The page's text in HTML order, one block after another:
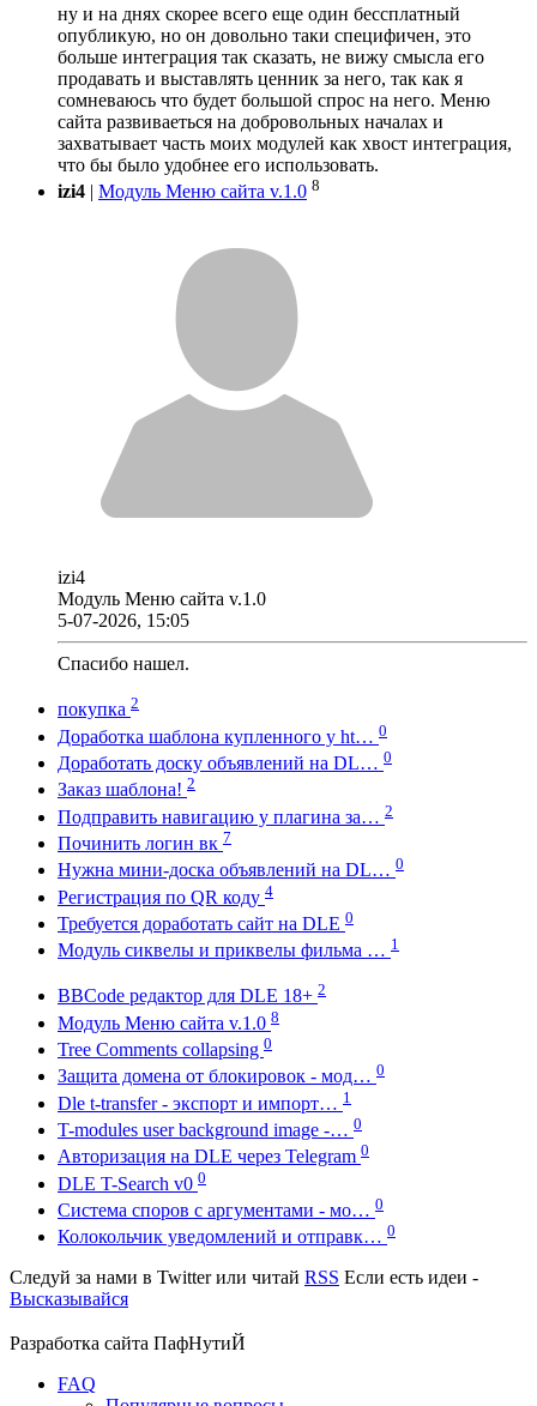
ну и на днях скорее всего еще один бессплатный
опубликую, но он довольно таки специфичен, это
больше интеграция так сказать, не вижу смысла его
продавать и выставлять ценник за него, так как я
сомневаюсь что будет большой спрос на него. Меню
сайта развиваеться на добровольных началах и
захватывает часть моих модулей как хвост интеграция,
что бы было удобнее его использовать.
izi4 | Модуль Меню сайта v.1.0 8
izi4
Модуль Меню сайта v.1.0
5-07-2026, 15:05
Спасибо нашел.
покупка 2
Доработка шаблона купленного у ht… 0
Доработать доску объявлений на DL… 0
Заказ шаблона! 2
Подправить навигацию у плагина за… 2
Починить логин вк 7
Нужна мини-доска объявлений на DL… 0
Регистрация по QR коду 4
Требуется доработать сайт на DLE 0
Модуль сиквелы и приквелы фильма … 1
BBCode редактор для DLE 18+ 2
Модуль Меню сайта v.1.0 8
Tree Comments collapsing 0
Защита домена от блокировок - мод… 0
Dle t-transfer - экспорт и импорт… 1
T-modules user background image -… 0
Авторизация на DLE через Telegram 0
DLE T-Search v0 0
Система споров с аргументами - мо… 0
Колокольчик уведомлений и отправк… 0
Следуй за нами в Twitterили читай RSS Если есть идеи -
Высказывайся
Разработка сайта ПафНутиЙ
FAQ